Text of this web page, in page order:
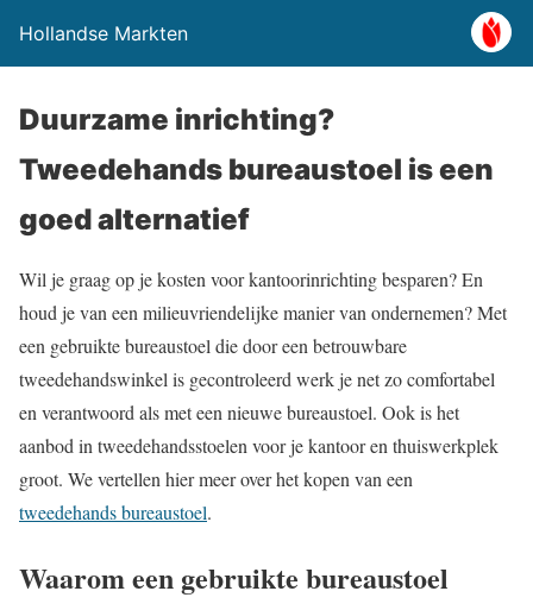
Hollandse Markten
Duurzame inrichting?
Tweedehands bureaustoel is een
goed alternatief
Wil je graag op je kosten voor kantoorinrichting besparen? En
houd je van een milieuvriendelijke manier van ondernemen? Met
een gebruikte bureaustoel die door een betrouwbare
tweedehandswinkel is gecontroleerd werk je net zo comfortabel
en verantwoord als met een nieuwe bureaustoel. Ook is het
aanbod in tweedehandsstoelen voor je kantoor en thuiswerkplek
groot. We vertellen hier meer over het kopen van een
tweedehands bureaustoel.
Waarom een gebruikte bureaustoel